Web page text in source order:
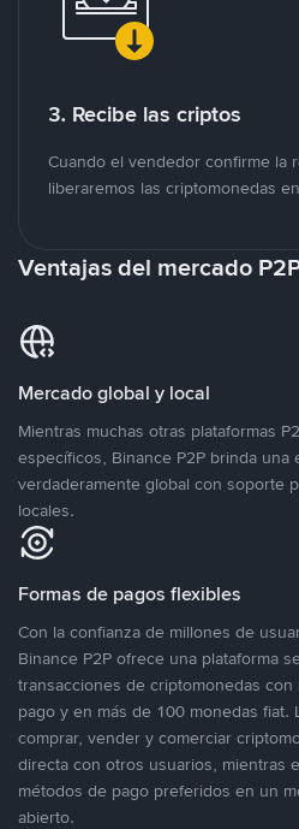
3. Recibe las criptos
Cuando el vendedor confirme la
liberaremos las criptomonedas
Ventajas del mercado
Mercado global y local
Mientras muchas otras plataformas
específicos, Binance P2P brinda una
verdaderamente global con soporte
locales.
Formas de pagos flexibles
Con la confianza de millones de
Binance P2P ofrece una plataforma
transacciones de criptomonedas
pago y en más de 100 monedas fiat.
comprar, vender y comerciar
directa con otros usuarios, mientras
métodos de pago preferidos en un
abierto.